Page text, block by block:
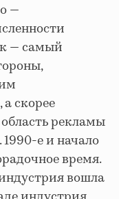
—
— самый
скорее
рекламы
е и начало
время.
вошла